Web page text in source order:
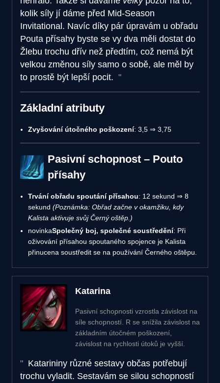
kolik síly jí dáme před Mid-Season
Invitational. Navíc díky pár úpravám u obřadu
Pouta přísahy byste se vy dva měli dostat do
Žlebu trochu dřív než předtím, což nemá být
velkou změnou síly samo o sobě, ale měl by
to prostě být lepší pocit.
Základní atributy
Zvyšování útočného poškození: 3,5 ⇒ 3,75
Pasivní schopnost – Pouto
přísahy
Trvání obřadu spoutání přísahou: 12 sekund ⇒ 8
sekund (Poznámka: Obřad začne v okamžiku, kdy
Kalista aktivuje svůj Černý oštěp.)
novinkaSpolečný boj, společné soustředění: Při
oživování přísahou spoutaného spojence je Kalista
přinucena soustředit se na používání Černého oštěpu.
Katarina
Pasivní schopnosti vzrostla závislost na
síle schopností. R se snížila závislost na
základním útočném poškození,
závislost na rychlosti útoků je vyšší.
Katarininy různé sestavy občas potřebují
trochu vyladit. Sestavám se silou schopností